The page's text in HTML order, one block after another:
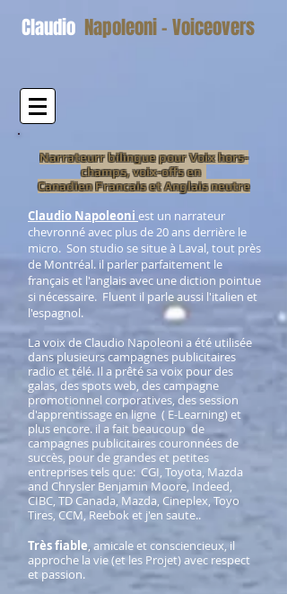
Claudio Napoleoni - Voiceovers
Narrateurr bilingue pour Voix hors-
champs, voix-offs en
Canadien Francais et Anglais neutre
Claudio Napoleoni est un narrateur
chevronné avec plus de 20 ans derrière le
micro. Son studio se situe à Laval, tout près
de Montréal. il parler parfaitement le
français et l'anglais avec une diction pointue
si nécessaire. Fluent il parle aussi l'italien et
l'espagnol.
La voix de Claudio Napoleoni a été utilisée
dans plusieurs campagnes publicitaires
radio et télé. Il a prêté sa voix pour des
galas, des spots web, des campagne
promotionnel corporatives, des session
d'apprentissage en ligne ( E-Learning) et
plus encore. il a fait beaucoup de
campagnes publicitaires couronnées de
succès, pour de grandes et petites
entreprises tels que: CGI, Toyota, Mazda
and Chrysler Benjamin Moore, Indeed,
CIBC, TD Canada, Mazda, Cineplex, Toyo
Tires, CCM, Reebok et j'en saute..
Très fiable, amicale et consciencieux, il
approche la vie (et les Projet) avec respect
et passion.